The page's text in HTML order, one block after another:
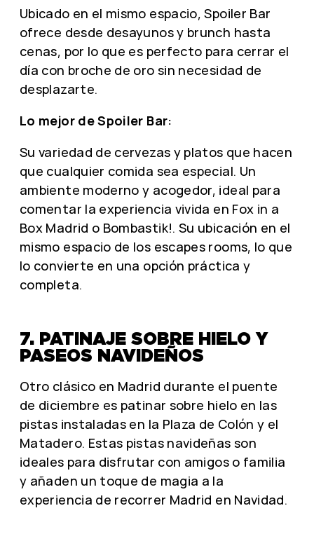
Ubicado en el mismo espacio, Spoiler Bar
ofrece desde desayunos y brunch hasta
cenas, por lo que es perfecto para cerrar el
día con broche de oro sin necesidad de
desplazarte.
Lo mejor de Spoiler Bar:
Su variedad de cervezas y platos que hacen
que cualquier comida sea especial. Un
ambiente moderno y acogedor, ideal para
comentar la experiencia vivida en Fox in a
Box Madrid o Bombastik!. Su ubicación en el
mismo espacio de los escapes rooms, lo que
lo convierte en una opción práctica y
completa.
7. PATINAJE SOBRE HIELO Y
PASEOS NAVIDEÑOS
Otro clásico en Madrid durante el puente
de diciembre es patinar sobre hielo en las
pistas instaladas en la Plaza de Colón y el
Matadero. Estas pistas navideñas son
ideales para disfrutar con amigos o familia
y añaden un toque de magia a la
experiencia de recorrer Madrid en Navidad.